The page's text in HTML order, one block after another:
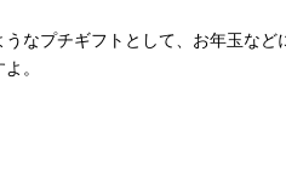
うなプチギフトとして、お年玉など
。